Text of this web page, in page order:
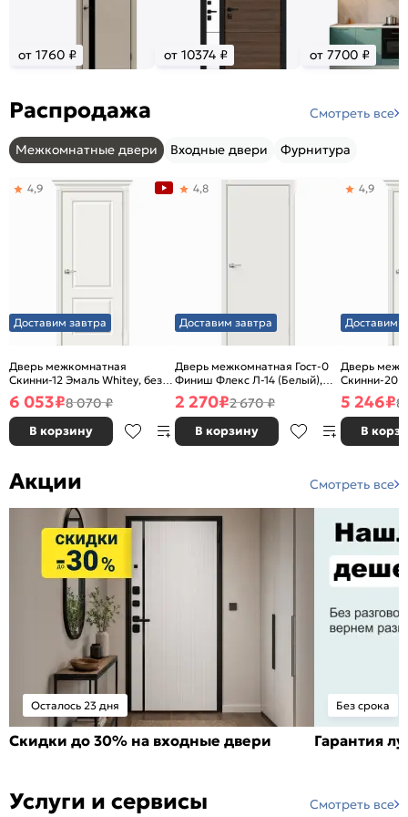
от 1760 ₽ от 10374 ₽ от 7700 ₽
Распродажа Смотреть все
Межкомнатные двери Входные двери Фурнитура
Доставим завтра
Дверь межкомнатная
Скинни-12 Эмаль Whitey, без
декора, глухая, без стекла,
без кромки, скиновая
4,9
6 053₽8 070 ₽
В корзину
Доставим завтра
Дверь межкомнатная Гост-0
Финиш Флекс Л-14 (Белый),
глухая, каркасно-щитовая
4,8
2 270₽2 670 ₽
В корзину
Доставим
Дверь
Скинни-20
декора,
без кромки,
4,9
5 246₽8
В
Акции Смотреть все
Осталось 23 дня
Скидки до 30% на входные двери
Без срока
Гарантия
Услуги и сервисы Смотреть все